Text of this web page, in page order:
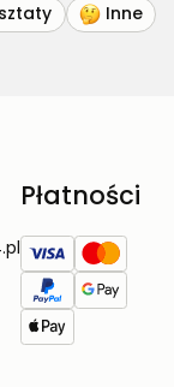
Inne
Płatności